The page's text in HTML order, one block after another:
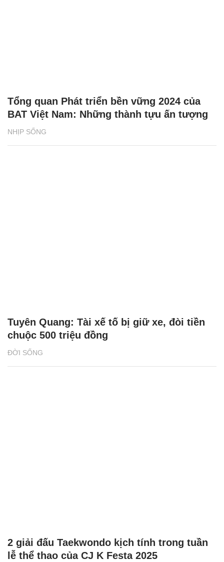
NHỊP SỐNG
Tổng quan Phát triển bền vững 2024 của
BAT Việt Nam: Những thành tựu ấn tượng
ĐỜI SỐNG
Tuyên Quang: Tài xế tố bị giữ xe, đòi tiền
chuộc 500 triệu đồng
2 giải đấu Taekwondo kịch tính trong tuần
lễ thể thao của CJ K Festa 2025